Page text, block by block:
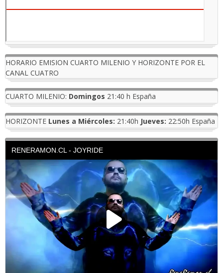
HORARIO EMISION CUARTO MILENIO Y HORIZONTE POR EL
CANAL CUATRO
CUARTO MILENIO: Domingos 21:40 h España
HORIZONTE Lunes a Miércoles: 21:40h Jueves: 22:50h España